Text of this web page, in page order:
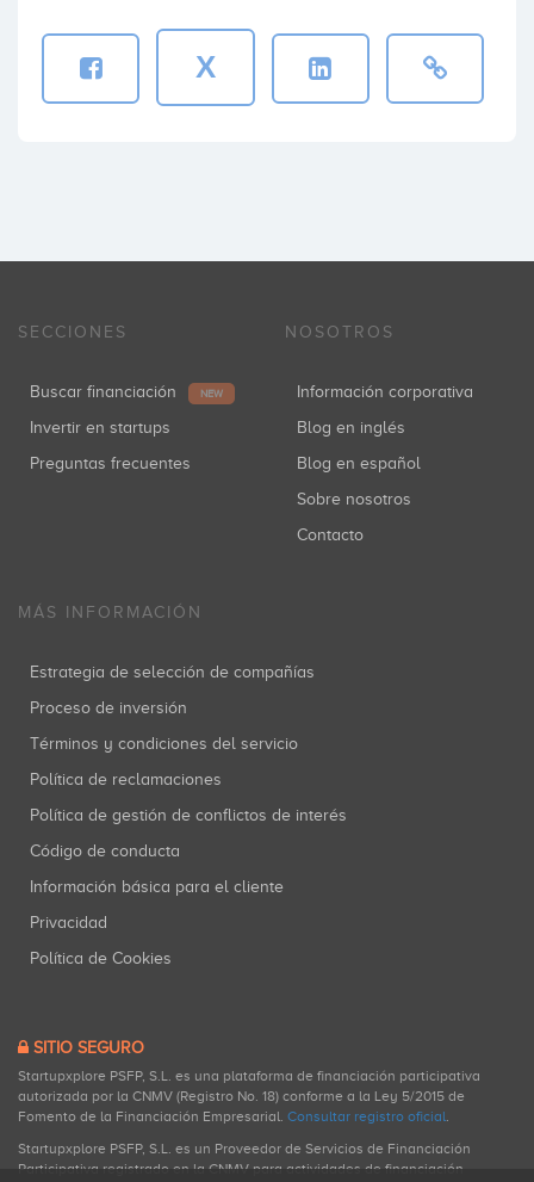
X
SECCIONES
Buscar financiación NEW
Invertir en startups
Preguntas frecuentes
NOSOTROS
Información corporativa
Blog en inglés
Blog en español
Sobre nosotros
Contacto
MÁS INFORMACIÓN
Estrategia de selección de compañías
Proceso de inversión
Términos y condiciones del servicio
Política de reclamaciones
Política de gestión de conflictos de interés
Código de conducta
Información básica para el cliente
Privacidad
Política de Cookies
SITIO SEGURO
Startupxplore PSFP, S.L. es una plataforma de financiación participativa
autorizada por la CNMV (Registro No. 18) conforme a la Ley 5/2015 de
Fomento de la Financiación Empresarial. Consultar registro oficial.
Startupxplore PSFP, S.L. es un Proveedor de Servicios de Financiación
Participativa registrado en la CNMV para actividades de financiación